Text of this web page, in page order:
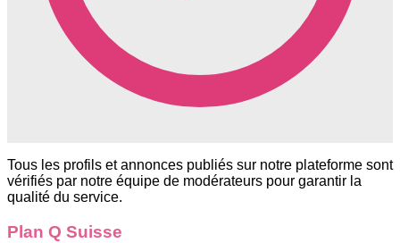
Tous les profils et annonces publiés sur notre plateforme sont
vérifiés par notre équipe de modérateurs pour garantir la
qualité du service.
Plan Q Suisse